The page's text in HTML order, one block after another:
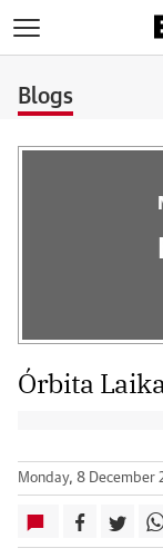
Blogs
Órbita
Monday, 8 December